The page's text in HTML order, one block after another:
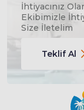
İhtiyacınız
Ekibimizle
Size İletelim
Teklif Al